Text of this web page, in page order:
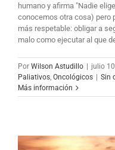
humano y afirma "Nadie
conocemos otra cosa) pero
más respetable: obligar a
malo como ejecutar al que
Por Wilson Astudillo | julio
Paliativos, Oncológicos | Sin
Más información